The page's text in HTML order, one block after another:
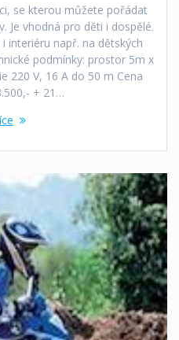
se kterou můžete pořádat
Je vhodná pro děti i dospělé.
interiéru např. na dětských
podmínky: prostor 5m x
220 V, 16 A do 50 m Cena
+ 21…